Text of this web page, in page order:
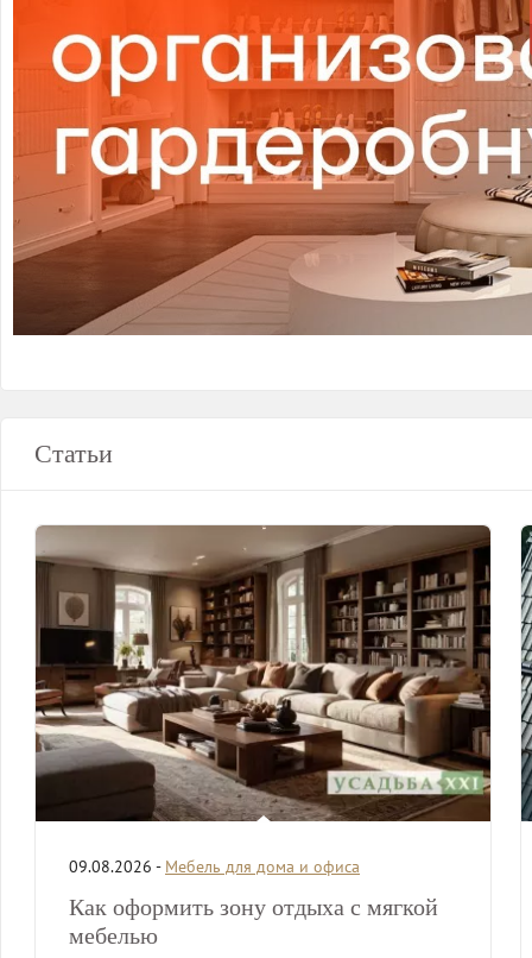
Статьи
09.08.2026 - Мебель для дома и офиса
Как оформить зону отдыха с мягкой
мебелью